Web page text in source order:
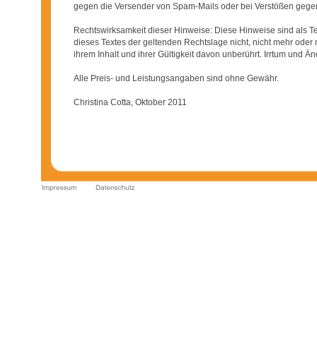
gegen die Versender von Spam-Mails oder bei Verstößen
Rechtswirksamkeit dieser Hinweise: Diese Hinweise sind als
dieses Textes der geltenden Rechtslage nicht, nicht mehr
ihrem Inhalt und ihrer Gültigkeit davon unberührt. Irrtum und
Alle Preis- und Leistungsangaben sind ohne Gewähr.
Christina Cotta, Oktober 2011